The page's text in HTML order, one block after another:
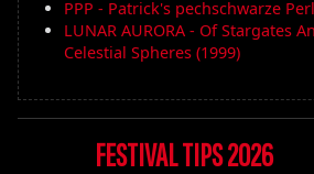
PPP - Patrick's pechschwarze
LUNAR AURORA - Of Stargates
Celestial Spheres (1999)
FESTIVAL TIPS 2026